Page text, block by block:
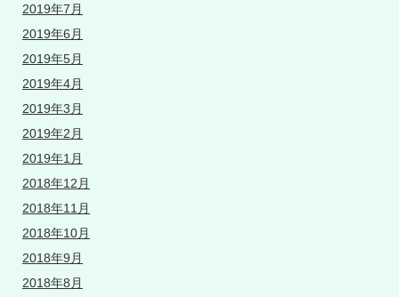
2019年7月
2019年6月
2019年5月
2019年4月
2019年3月
2019年2月
2019年1月
2018年12月
2018年11月
2018年10月
2018年9月
2018年8月